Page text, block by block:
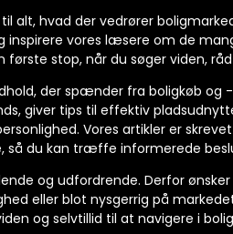
alt, hvad der vedrører
vores læsere om de
stop, når du søger viden,
der spænder fra boligkøb og
giver tips til effektiv
Vores artikler er
så du kan træffe informerede
og udfordrende. Derfor
eller blot nysgerrig på
og selvtillid til at navigere i